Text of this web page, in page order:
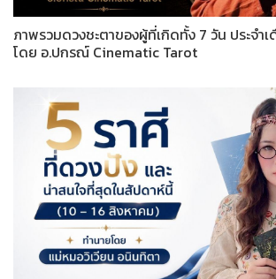
ภาพรวมดวงชะตาของผู้ที่เกิดทั้ง 7 วัน ประจำ
โดย อ.ปกรณ์ Cinematic Tarot